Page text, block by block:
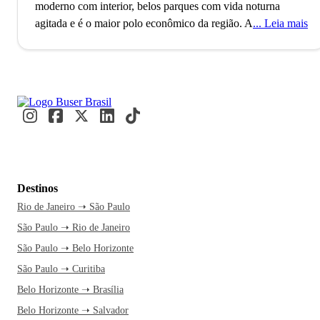
moderno com interior, belos parques com vida noturna
agitada e é o maior polo econômico da região. A cidade de
política de Goiás, na era do governo Vargas e atualmente é
considerado um polo econômico importante para a região. A
aproveitar todas as comodidades de uma capital sem deixar
de desfrutar o acolhimento do povo e os pratos à moda
caipira. A capital é uma das cidades mais arborizadas do
Brasil, com lindas praças e parques. Se você é do time da
badalação, vale a pena experimentar os bares e casas
hospedagem, não se preocupe: a estrutura hoteleira de
Goiânia oferece opções muito boas e com preços em
Leia mais
Destinos
Rio de Janeiro ➝ São Paulo
São Paulo ➝ Rio de Janeiro
São Paulo ➝ Belo Horizonte
São Paulo ➝ Curitiba
Belo Horizonte ➝ Brasília
Belo Horizonte ➝ Salvador